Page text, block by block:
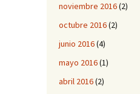
noviembre 2016(2)
octubre 2016(2)
junio 2016(4)
mayo 2016(1)
abril 2016(2)